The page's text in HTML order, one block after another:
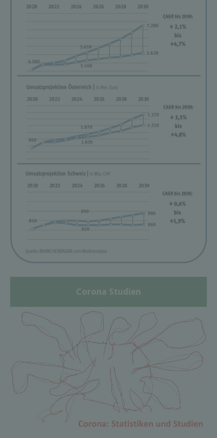
Corona Studien